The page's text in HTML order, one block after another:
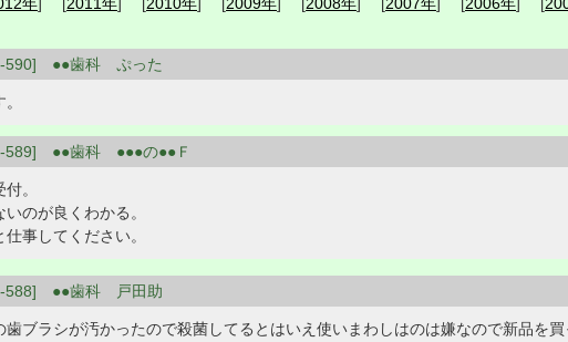
-590] ●●歯科 ぷった
-589] ●●歯科 ●●●の●●Ｆ
。
のが良くわかる。
事してください。
-588] ●●歯科 戸田助
歯ブラシが汚かったので殺菌してるとはいえ使いまわしはのは嫌なので新品を